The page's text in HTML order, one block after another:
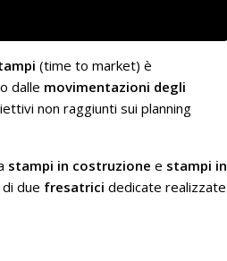
(time to market) è
dalle movimentazioni degli
non raggiunti sui planning
stampi in costruzione e stampi in
due fresatrici dedicate realizzate